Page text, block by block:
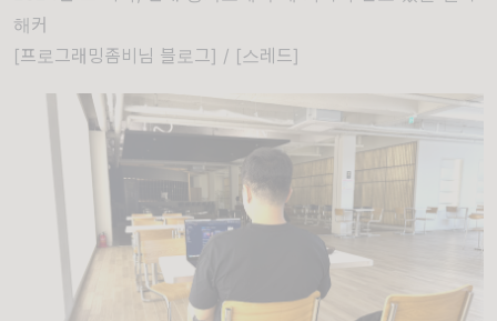
해커
[프로그래밍좀비님 블로그] / [스레드]